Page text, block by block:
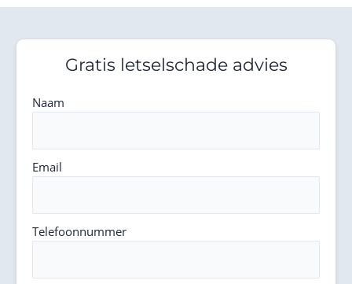
Gratis letselschade advies
Naam
Email
Telefoonnummer